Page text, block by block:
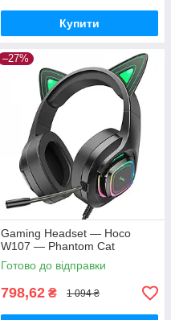
Купити
–27%
Gaming Headset — Hoco
W107 — Phantom Cat
Готово до відправки
798,62 ₴ 1 094 ₴